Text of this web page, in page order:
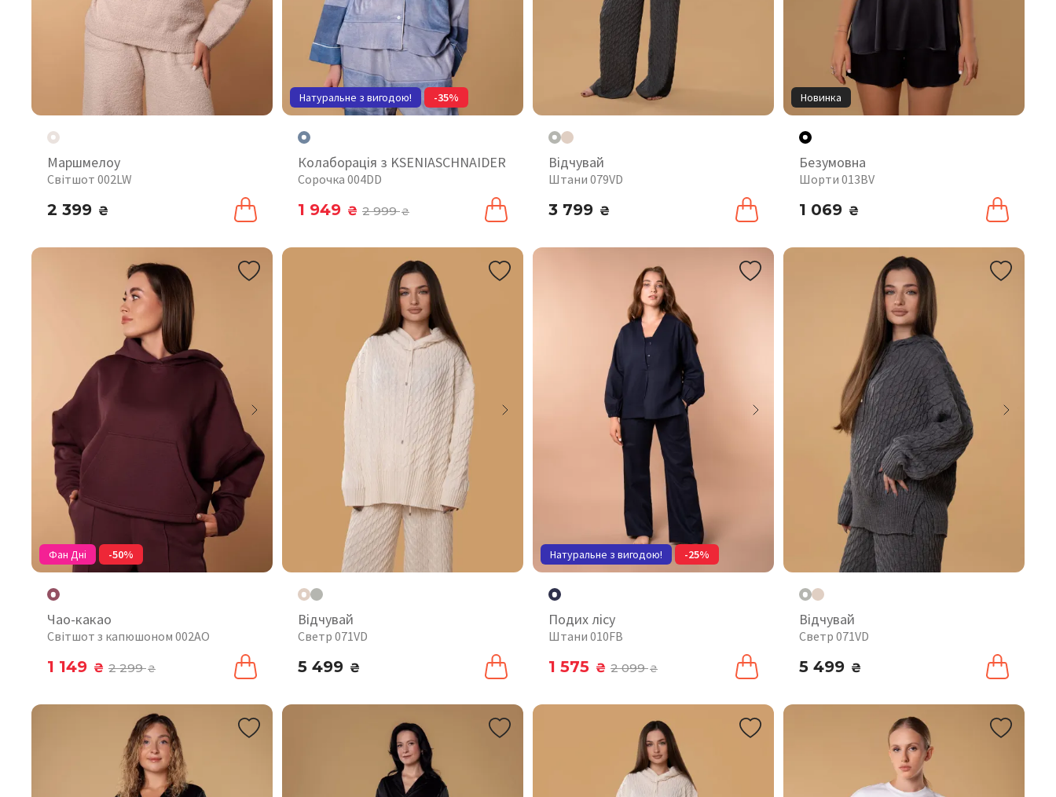
Маршмелоу
Світшот 002LW
2 399 ₴
Натуральне з вигодою! -35%
Колаборація з KSENIASCHNAIDER
Сорочка 004DD
1 949 ₴ 2 999₴
Відчувай
Штани 079VD
3 799 ₴
Новинка
Безумовна
Шорти 013BV
1 069 ₴
Фан Дні -50%
Чао-какао
Світшот з капюшоном 002AO
1 149 ₴ 2 299₴
Відчувай
Светр 071VD
5 499 ₴
Натуральне з вигодою! -25%
Подих лісу
Штани 010FB
1 575 ₴ 2 099₴
Відчувай
Светр 071VD
5 499 ₴